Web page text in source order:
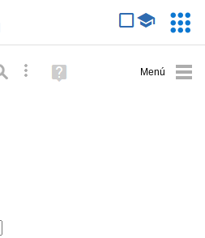
Búsqueda avanzada
Ayuda
(en